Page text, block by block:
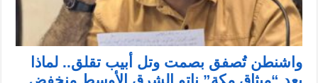
واشنطن تُصفق بصمت وتل أبيب تقلق.. لماذا